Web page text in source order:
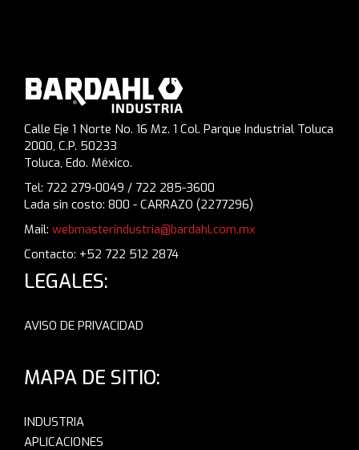
Calle Eje 1 Norte No. 16 Mz. 1 Col. Parque Industrial Toluca
2000, C.P. 50233
Toluca, Edo. México.
Tel: 722 279-0049 / 722 285-3600
Lada sin costo: 800 - CARRAZO (2277296)
Mail: webmasterindustria@bardahl.com.mx
Contacto: +52 722 512 2874
LEGALES:
AVISO DE PRIVACIDAD
MAPA DE SITIO:
INDUSTRIA
APLICACIONES